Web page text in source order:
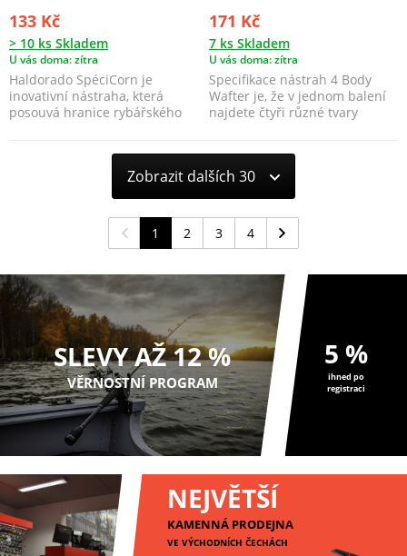
133 Kč
> 10 ks Skladem
U vás doma: zítra
Haldorado SpéciCorn je
inovativní nástraha, která
posouvá hranice rybářského
171 Kč
7 ks Skladem
U vás doma: zítra
Specifikace nástrah 4 Body
Wafter je, že v jednom balení
najdete čtyři různé tvary
Zobrazit dalších 30
1 2 3 4
SLEVY AŽ 12 %
VĚRNOSTNÍ PROGRAM
5 %
ihned po
registraci
NEJVĚTŠÍ
KAMENNÁ PRODEJNA
VE VÝCHODNÍCH ČECHÁCH